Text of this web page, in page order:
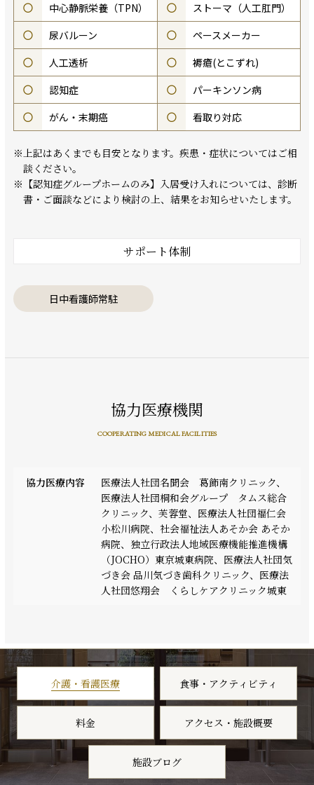
○
中心静脈栄養（TPN） ○
ストーマ（人工肛門）
○
尿バルーン ○
ペースメーカー
○
人工透析 ○
褥瘡(とこずれ)
○
認知症 ○
パーキンソン病
○
がん・末期癌 ○ 看取り対応
※上記はあくまでも目安となります。疾患・症状についてはご相
談ください。
※【認知症グループホームのみ】入居受け入れについては、診断
書・ご面談などにより検討の上、結果をお知らせいたします。
サポート体制
日中看護師常駐
協力医療機関
COOPERATING MEDICAL FACILITIES
協力医療内容
医療法人社団名聞会 葛飾南クリニック、
医療法人社団桐和会グループ タムス総合
クリニック、芙蓉堂、医療法人社団福仁会
小松川病院、社会福祉法人あそか会 あそか
病院、独立行政法人地域医療機能推進機構
（JOCHO）東京城東病院、医療法人社団気
づき会 品川気づき歯科クリニック、医療法
人社団悠翔会 くらしケアクリニック城東
介護・看護医療 食事・アクティビティ
料金 アクセス・施設概要
施設ブログ